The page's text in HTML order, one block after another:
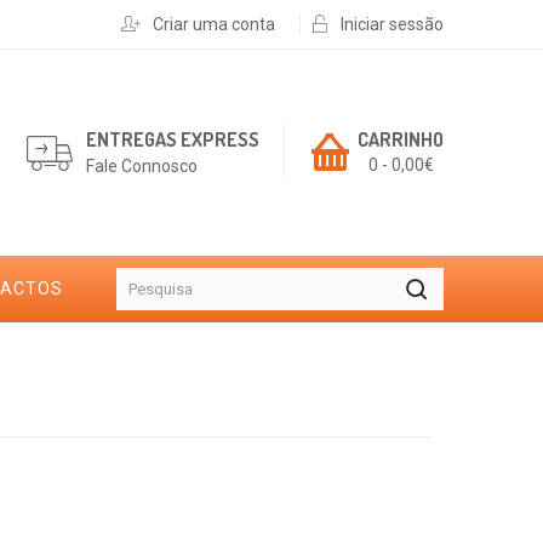
Criar uma conta Iniciar sessão
CARRINHO
0 - 0,00€
ENTREGAS EXPRESS
Fale Connosco